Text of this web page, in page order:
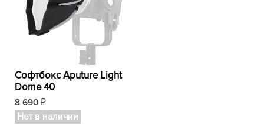
Софтбокс Aputure Light
Dome 40
8 690 ₽
Нет в наличии